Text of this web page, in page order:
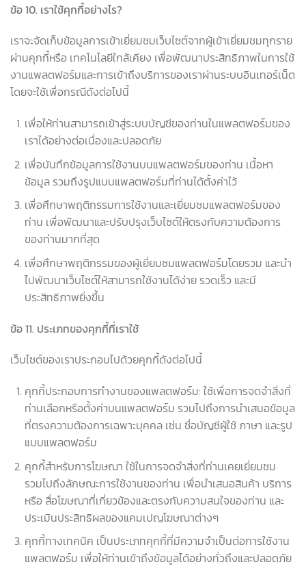
ข้อ10. เราใช้คุกกี้อย่างไร?
เราจะจัดเก็บข้อมูลการเข้าเยี่ยมชมเว็บไซต์จากผู้เข้าเยี่ยมชมทุกราย
ผ่านคุกกี้หรือ เทคโนโลยีใกล้เคียง เพื่อพัฒนาประสิทธิภาพในการใช้
งานแพลตฟอร์มและการเข้าถึงบริการของเราผ่านระบบอินเทอร์เน็ต
โดยจะใช้เพื่อกรณีดังต่อไปนี้
เพื่อให้ท่านสามารถเข้าสู่ระบบบัญชีของท่านในแพลตฟอร์มของ
เราได้อย่างต่อเนื่องและปลอดภัย
เพื่อบันทึกข้อมูลการใช้งานบนแพลตฟอร์มของท่าน เนื้อหา
ข้อมูล รวมถึงรูปแบบแพลตฟอร์มที่ท่านได้ตั้งค่าไว้
เพื่อศึกษาพฤติกรรมการใช้งานและเยี่ยมชมแพลตฟอร์มของ
ท่าน เพื่อพัฒนาและปรับปรุงเว็บไซต์ให้ตรงกับความต้องการ
ของท่านมากที่สุด
เพื่อศึกษาพฤติกรรมของผู้เยี่ยมชมแพลตฟอร์มโดยรวม และนำ
ไปพัฒนาเว็บไซต์ให้สามารถใช้งานได้ง่าย รวดเร็ว และมี
ประสิทธิภาพยิ่งขึ้น
ข้อ11. ประเภทของคุกกี้ที่เราใช้
เว็บไซต์ของเราประกอบไปด้วยคุกกี้ดังต่อไปนี้
คุกกี้ประกอบการทำงานของแพลตฟอร์ม: ใช้เพื่อการจดจำสิ่งที่
ท่านเลือกหรือตั้งค่าบนแพลตฟอร์ม รวมไปถึงการนำเสนอข้อมูล
ที่ตรงความต้องการเฉพาะบุคคล เช่น ชื่อบัญชีผู้ใช้ ภาษา และรูป
แบบแพลตฟอร์ม
คุกกี้สำหรับการโฆษณา ใช้ในการจดจำสิ่งที่ท่านเคยเยี่ยมชม
รวมไปถึงลักษณะการใช้งานของท่าน เพื่อนำเสนอสินค้า บริการ
หรือ สื่อโฆษณาที่เกี่ยวข้องและตรงกับความสนใจของท่าน และ
ประเมินประสิทธิผลของแคมเปญโฆษณาต่างๆ
คุกกี้ทางเทคนิค เป็นประเภทคุกกี้ที่มีความจำเป็นต่อการใช้งาน
แพลตฟอร์ม เพื่อให้ท่านเข้าถึงข้อมูลได้อย่างทั่วถึงและปลอดภัย